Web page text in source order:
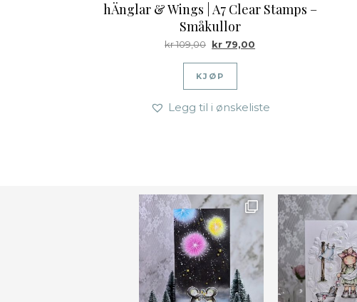
hÄnglar & Wings | A7 Clear Stamps –
Småkullor
kr109,00 Opprinnelig pris var: kr 109,00.
kr 79,00
KJØP
Legg til i ønskeliste
Ønsk